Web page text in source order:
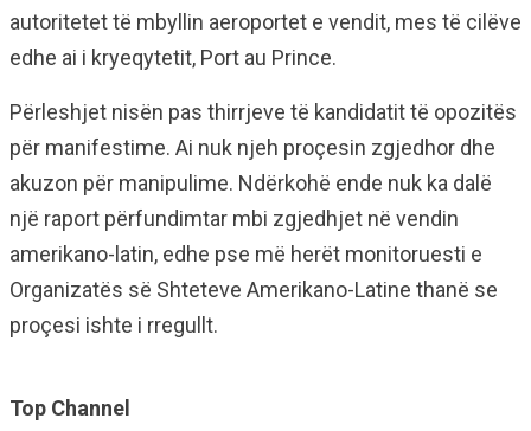
autoritetet të mbyllin aeroportet e vendit, mes të cilëve
edhe ai i kryeqytetit, Port au Prince.
Përleshjet nisën pas thirrjeve të kandidatit të opozitës
për manifestime. Ai nuk njeh proçesin zgjedhor dhe
akuzon për manipulime. Ndërkohë ende nuk ka dalë
një raport përfundimtar mbi zgjedhjet në vendin
amerikano-latin, edhe pse më herët monitoruesti e
Organizatës së Shteteve Amerikano-Latine thanë se
proçesi ishte i rregullt.
Top Channel